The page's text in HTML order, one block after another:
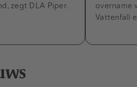
zegt DLA Piper.
overname
Vattenfall